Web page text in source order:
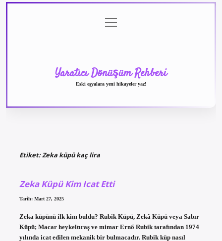
menüyü
aç
Yaratıcı Dönüşüm Rehberi
Eski eşyalara yeni hikayeler yaz!
Etiket:Zeka küpü kaç lira
Zeka Küpü Kim Icat Etti
Tarih: Mart 27, 2025
Zeka küpünü ilk kim buldu? Rubik Küpü, Zekâ Küpü veya Sabır
Küpü; Macar heykeltıraş ve mimar Ernő Rubik tarafından 1974
yılında icat edilen mekanik bir bulmacadır. Rubik küp nasıl